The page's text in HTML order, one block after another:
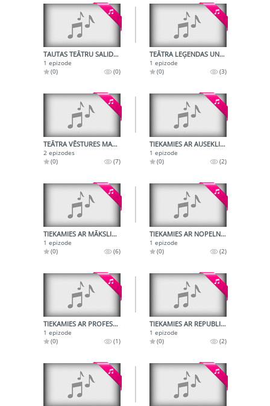
TAUTAS TEĀTRU SALIDOJUMS SMILTENĒ
1 epizode
(0)
(0)
TEĀTRA LEĢENDAS UN TO VĀCĒJA - LILIJAI DZENEI 60
1 epizode
(0)
(3)
TEĀTRA VĒSTURES MAZZINĀMĀS LAPPUSES
2 epizodes
(0)
(7)
TIEKAMIES AR AUSEKLI BAUŠĶENIEKU
1 epizode
(0)
(2)
TIEKAMIES AR MĀKSLINIEKU BRUNO AIDI
1 epizode
(0)
(6)
TIEKAMIES AR NOPELNIEM BAGĀTO MĀKSLAS DARBINIEKU RŪDOLFU PINNI
1 epizode
(0)
(2)
TIEKAMIES AR PROFESORU INDULI ZARIŅU 60. GADU JUBILEJĀ
1 epizode
(0)
(1)
TIEKAMIES AR REPUBLIKAS TAUTAS MĀKSLINIEKU ROMI BĒMU
1 epizode
(0)
(2)